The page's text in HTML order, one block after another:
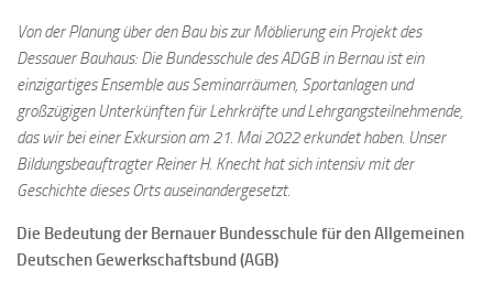
Von der Planung über den Bau bis zur Möblierung ein Projekt des
Dessauer Bauhaus: Die Bundesschule des ADGB in Bernau ist ein
einzigartiges Ensemble aus Seminarräumen, Sportanlagen und
großzügigen Unterkünften für Lehrkräfte und Lehrgangsteilnehmende,
das wir bei einer Exkursion am 21. Mai 2022 erkundet haben. Unser
Bildungsbeauftragter Reiner H. Knecht hat sich intensiv mit der
Geschichte dieses Orts auseinandergesetzt.
Die Bedeutung der Bernauer Bundesschule für den Allgemeinen
Deutschen Gewerkschaftsbund (AGB)